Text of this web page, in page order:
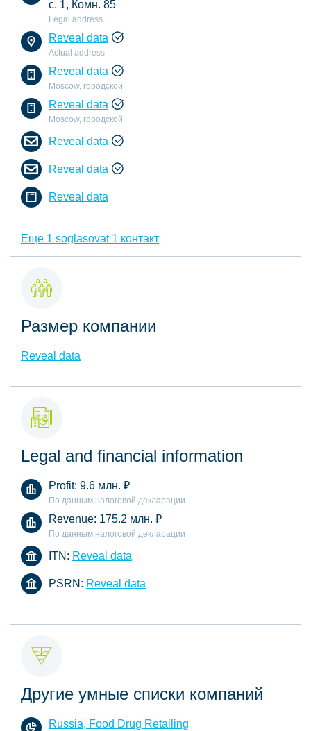
с. 1, Комн. 85
Legal address
Reveal data
Actual address
Reveal data
Moscow, городской
Reveal data
Moscow, городской
Reveal data
Reveal data
Reveal data
Еще 1 soglasovat 1 контакт
Размер компании
Reveal data
Legal and financial information
Profit: 9.6 млн. ₽
По данным налоговой декларации
Revenue: 175.2 млн. ₽
По данным налоговой декларации
ITN: Reveal data
PSRN: Reveal data
Другие умные списки компаний
Russia, Food Drug Retailing